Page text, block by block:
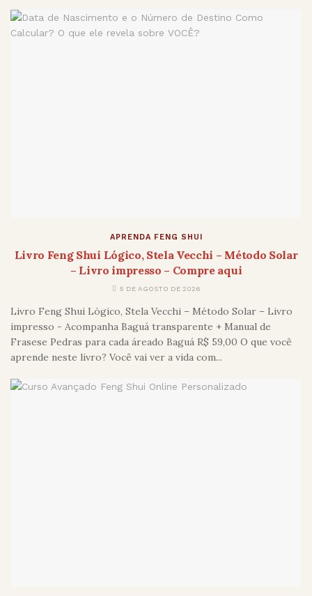
APRENDA FENG SHUI
Livro Feng Shui Lógico, Stela Vecchi – Método Solar
– Livro impresso – Compre aqui
5 DE AGOSTO DE 2026
Livro Feng Shui Lógico, Stela Vecchi – Método Solar – Livro
impresso - Acompanha Baguá transparente + Manual de
Frasese Pedras para cada áreado Baguá R$ 59,00 O que você
aprende neste livro? Você vai ver a vida com...